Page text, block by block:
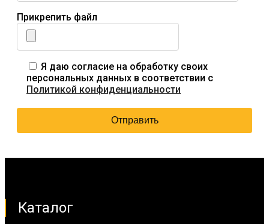
Прикрепить файл
Я даю согласие на обработку своих
персональных данных в соответствии с
Политикой конфиденциальности
Каталог